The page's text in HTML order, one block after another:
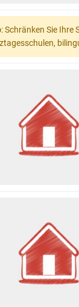
: Schränken Sie Ihre